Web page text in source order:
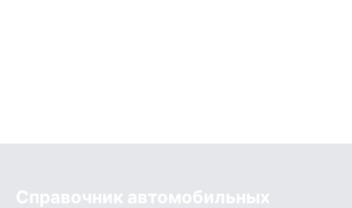
Справочник автомобильных